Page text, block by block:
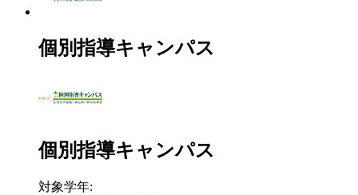
個別指導キャンパス
個別指導キャンパス
対象学年: